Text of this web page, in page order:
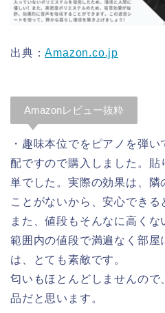
出典：Amazon.co.jp
Amazonレビュー抜粋
・趣味本位でをピアノを弾
配ですので購入しました。貼
単でした。実際の効果は、隣
ことがないから、安心できる
また、値段もそんなに高く
範囲内の値段で満遍なく部屋
は、とても素敵です。
匂いもほとんどしませんので
品だと思います。